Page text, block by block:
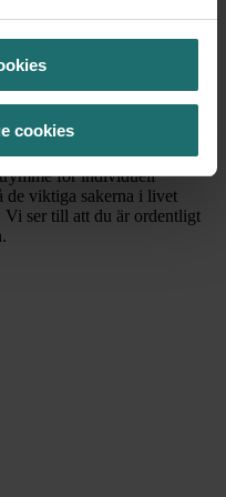
cookies
fertilitetsbehandling med mer
för individuell
de viktiga sakerna i livet
ser till att du är ordentligt